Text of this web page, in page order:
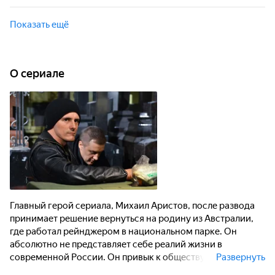
отправляются в Северогорск, чтобы встретиться с
Аристова преследуют кошмары, связанные с убийством
Влада Митюшкина. После выхода из больницы он внезапно
встречает старую знакомую Полину и решает ее
Показать ещё
O сериале
Главный герой сериала, Михаил Аристов, после развода
принимает решение вернуться на родину из Австралии,
где работал рейнджером в национальном парке. Он
абсолютно не представляет себе реалий жизни в
современной России. Он привык к обществу равныхРазвернуть